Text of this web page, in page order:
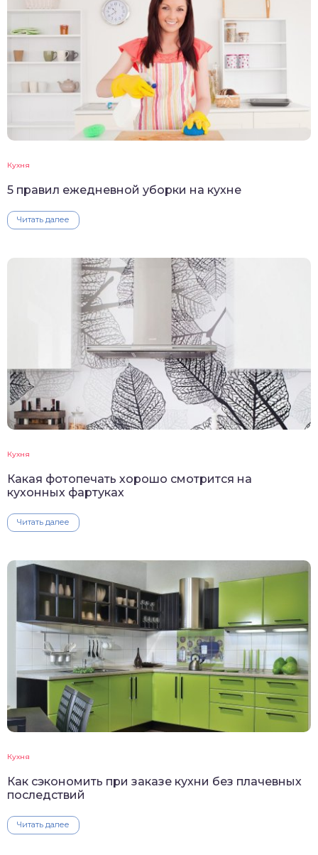
Кухня
5 правил ежедневной уборки на кухне
Читать далее
Кухня
Какая фотопечать хорошо смотрится на
кухонных фартуках
Читать далее
Кухня
Как сэкономить при заказе кухни без плачевных
последствий
Читать далее